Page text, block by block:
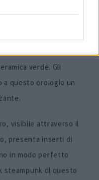
verde. Gli
questo orologio un
visibile attraverso il
presenta inserti di
in modo perfetto
steampunk di questo